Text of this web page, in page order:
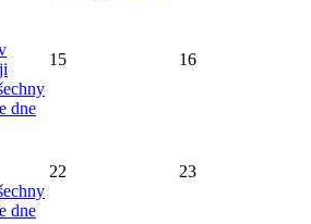
dne
15 16
dne
22 23